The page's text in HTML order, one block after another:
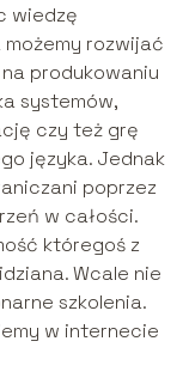
wiedzę
rozwijać
produkowaniu
systemów,
czy też grę
języka. Jednak
poprzez
w całości.
któregoś z
Wcale nie
szkolenia.
w internecie